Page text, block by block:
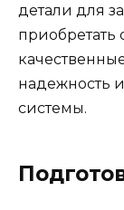
детали для
приобретать
надежность
системы.